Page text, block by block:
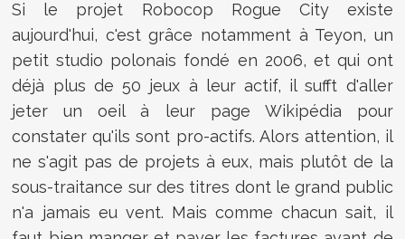
Si le projet Robocop Rogue City existe
aujourd'hui, c'est grâce notamment à Teyon, un
petit studio polonais fondé en 2006, et qui ont
déjà plus de 50 jeux à leur actif, il sufft d'aller
jeter un oeil à leur page Wikipédia pour
constater qu'ils sont pro-actifs. Alors attention, il
ne s'agit pas de projets à eux, mais plutôt de la
sous-traitance sur des titres dont le grand public
n'a jamais eu vent. Mais comme chacun sait, il